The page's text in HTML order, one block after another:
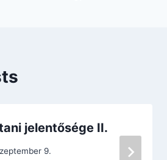
jelentősége II.
9.